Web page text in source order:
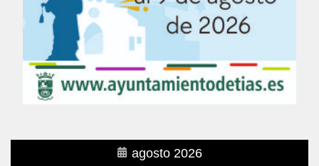
agosto 2026